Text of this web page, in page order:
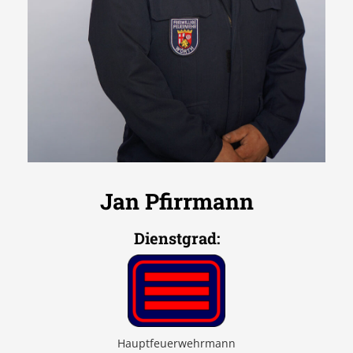
Jan Pfirrmann
Dienstgrad:
Hauptfeuerwehrmann